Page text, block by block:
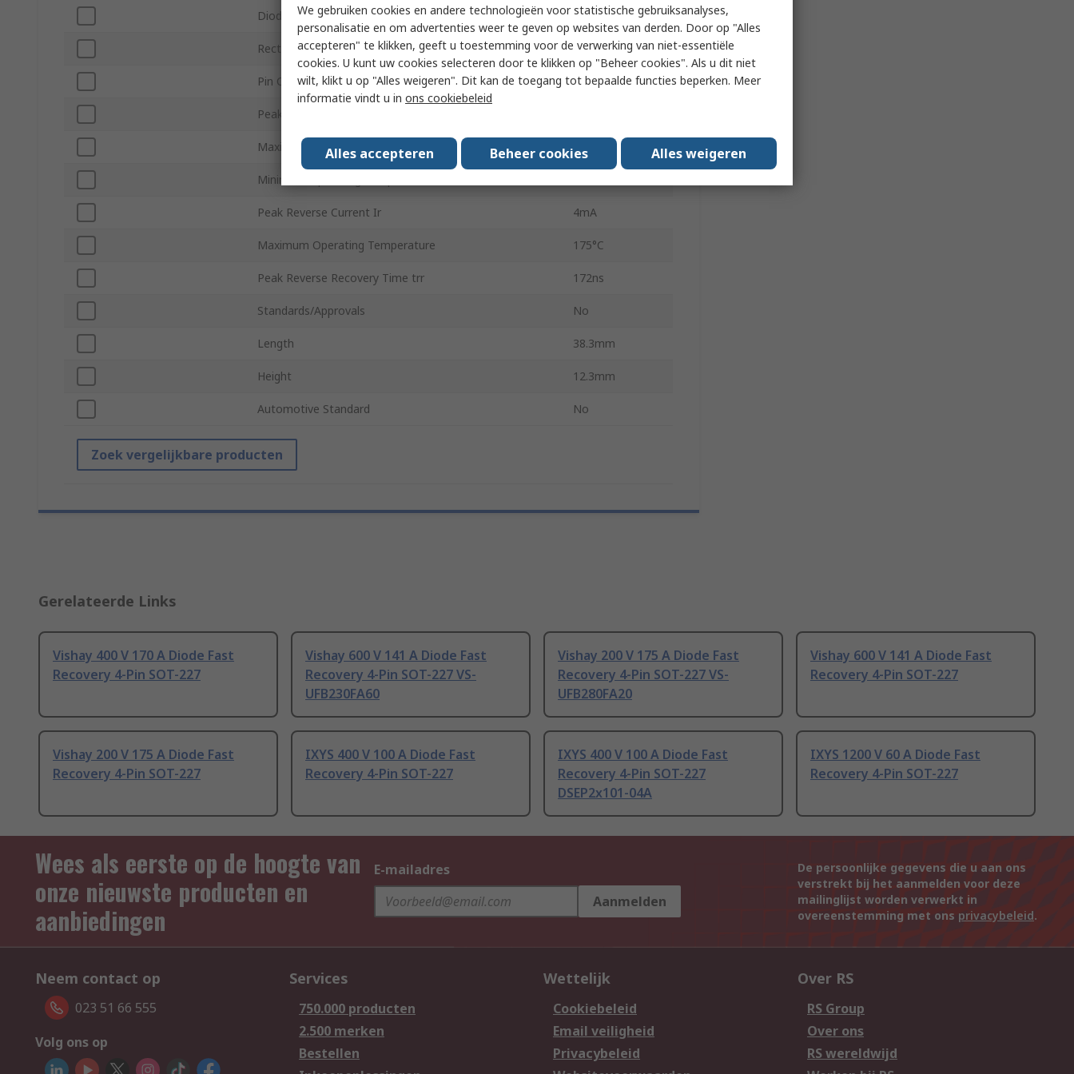
Diode Configuration Isolated
Rectifier Type Fast Recovery
Pin Count 4
Peak Non-Repetitive Forward Surge Current Ifsm
Maximum Forward Voltage Vf
Minimum Operating Temperature
Peak Reverse Current Ir 4mA
Maximum Operating Temperature 175°C
Peak Reverse Recovery Time trr 172ns
Standards/Approvals No
Length 38.3mm
Height 12.3mm
Automotive Standard No
Zoek vergelijkbare producten
Gerelateerde Links
Vishay 400 V 170 A Diode Fast
Recovery 4-Pin SOT-227
Vishay 600 V 141 A Diode Fast
Recovery 4-Pin SOT-227 VS-
UFB230FA60
Vishay 200 V 175 A Diode Fast
Recovery 4-Pin SOT-227 VS-
UFB280FA20
Vishay 600 V 141 A Diode Fast
Recovery 4-Pin SOT-227
Vishay 200 V 175 A Diode Fast
Recovery 4-Pin SOT-227
IXYS 400 V 100 A Diode Fast
Recovery 4-Pin SOT-227
IXYS 400 V 100 A Diode Fast
Recovery 4-Pin SOT-227
DSEP2x101-04A
IXYS 1200 V 60 A Diode Fast
Recovery 4-Pin SOT-227
Wees als eerste op de hoogte van
onze nieuwste producten en
aanbiedingen
E-mailadres
Aanmelden
De persoonlijke gegevens die u aan ons
verstrekt bij het aanmelden voor deze
mailinglijst worden verwerkt in
overeenstemming met ons privacybeleid.
Neem contact op
023 51 66 555
Volg ons op
Services
750.000 producten
2.500 merken
Bestellen
Wettelijk
Cookiebeleid
Email veiligheid
Privacybeleid
Over RS
RS Group
Over ons
RS wereldwijd
We gebruiken cookies en andere technologieën voor statistische gebruiksanalyses,
personalisatie en om advertenties weer te geven op websites van derden. Door op "Alles
accepteren" te klikken, geeft u toestemming voor de verwerking van niet-essentiële
cookies. U kunt uw cookies selecteren door te klikken op "Beheer cookies". Als u dit niet
wilt, klikt u op "Alles weigeren". Dit kan de toegang tot bepaalde functies beperken. Meer
informatie vindt u in ons cookiebeleid
Alles accepteren Beheer cookies Alles weigeren